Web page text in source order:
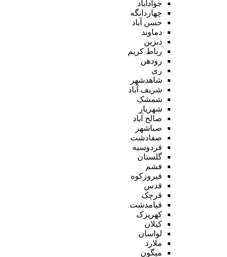
جوادآباد
چهاردانگه
حسن آباد
دماوند
دیزین
رباط کریم
رودهن
ری
شاهدشهر
شریف آباد
شمشک
شهریار
صالح آباد
صباشهر
صفادشت
فردوسیه
گلستان
فشم
فیروزکوه
قدس
قرچک
قیامدشت
کهریزک
کیلان
لواسان
ملارد
میگون